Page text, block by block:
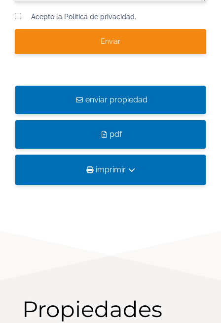
Acepto la Política de privacidad.
enviar propiedad
pdf
imprimir
Propiedades